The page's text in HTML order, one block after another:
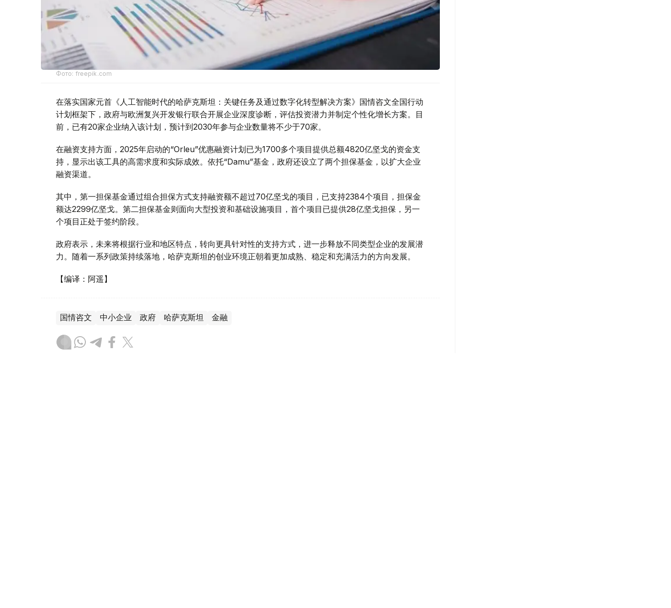
Фото: freepik.com
在落实国家元首《人工智能时代的哈萨克斯坦：关键任务及通过数字化转型解决方案》国情咨文全国行动
计划框架下，政府与欧洲复兴开发银行联合开展企业深度诊断，评估投资潜力并制定个性化增长方案。目
前，已有20家企业纳入该计划，预计到2030年参与企业数量将不少于70家。
在融资支持方面，2025年启动的“Orleu”优惠融资计划已为1700多个项目提供总额4820亿坚戈的资金支
持，显示出该工具的高需求度和实际成效。依托“Damu”基金，政府还设立了两个担保基金，以扩大企业
融资渠道。
其中，第一担保基金通过组合担保方式支持融资额不超过70亿坚戈的项目，已支持2384个项目，担保金
额达2299亿坚戈。第二担保基金则面向大型投资和基础设施项目，首个项目已提供28亿坚戈担保，另一
个项目正处于签约阶段。
政府表示，未来将根据行业和地区特点，转向更具针对性的支持方式，进一步释放不同类型企业的发展潜
力。随着一系列政策持续落地，哈萨克斯坦的创业环境正朝着更加成熟、稳定和充满活力的方向发展。
【编译：阿遥】
国情咨文 中小企业 政府 哈萨克斯坦 金融